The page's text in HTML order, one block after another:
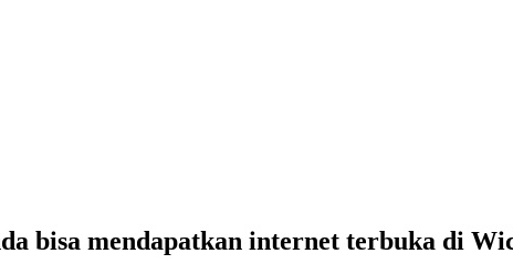
bisa mendapatkan internet terbuka di